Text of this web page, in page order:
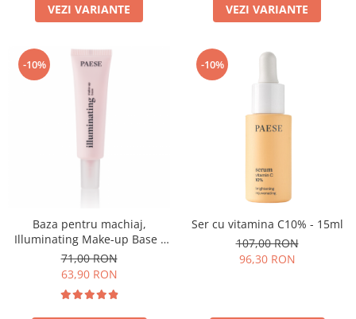
VEZI VARIANTE VEZI VARIANTE
-10%
Baza pentru machiaj,
Illuminating Make-up Base -
30ml
71,00 RON
63,90 RON
-10%
Ser cu vitamina C10% - 15ml
107,00 RON
96,30 RON